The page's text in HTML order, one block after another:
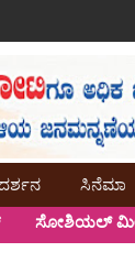
ಸಿನೆಮಾ
ಸೋಶಿಯಲ್